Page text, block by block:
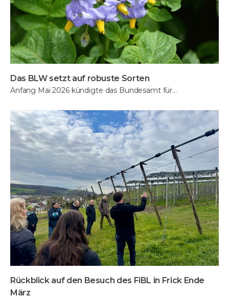
Das BLW setzt auf robuste Sorten
Anfang Mai 2026 kündigte das Bundesamt für…
Rückblick auf den Besuch des FiBL in Frick Ende
März